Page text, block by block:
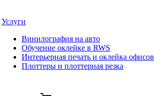
Услуги
Винилография на авто
Обучение оклейке в RWS
Интерьерная печать и оклейка офисов
Плоттеры и плоттерная резка